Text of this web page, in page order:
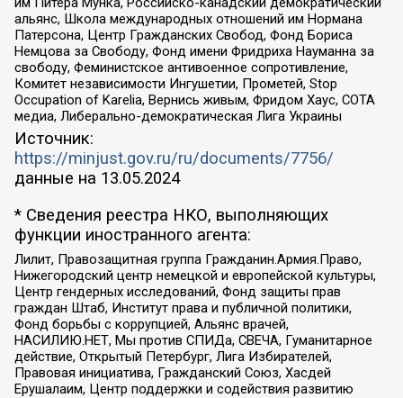
альянс, Школа международных отношений им Нормана
Патерсона, Центр Гражданских Свобод, Фонд Бориса
Немцова за Свободу, Фонд имени Фридриха Науманна за
свободу, Феминистское антивоенное сопротивление,
Комитет независимости Ингушетии, Прометей, Stop
Occupation of Karelia, Вернись живым, Фридом Хаус, СОТА
медиа, Либерально-демократическая Лига Украины
Источник:
https://minjust.gov.ru/ru/documents/7756/
данные на 13.05.2024
* Сведения реестра НКО, выполняющих
функции иностранного агента:
Лилит, Правозащитная группа Гражданин.Армия.Право,
Нижегородский центр немецкой и европейской культуры,
Центр гендерных исследований, Фонд защиты прав
граждан Штаб, Институт права и публичной политики,
Фонд борьбы с коррупцией, Альянс врачей,
НАСИЛИЮ.НЕТ, Мы против СПИДа, СВЕЧА, Гуманитарное
действие, Открытый Петербург, Лига Избирателей,
Правовая инициатива, Гражданский Союз, Хасдей
Ерушалаим, Центр поддержки и содействия развитию